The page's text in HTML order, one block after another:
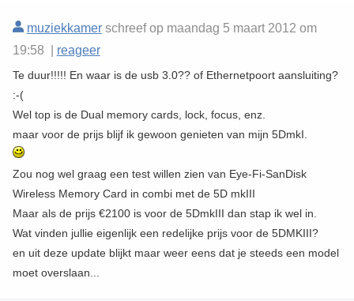
muziekkamerschreef op maandag 5 maart 2012 om
19:58 | reageer
Te duur!!!!! En waar is de usb 3.0?? of Ethernetpoort aansluiting?
:-(
Wel top is de Dual memory cards, lock, focus, enz.
maar voor de prijs blijf ik gewoon genieten van mijn 5DmkI.
Zou nog wel graag een test willen zien van Eye-Fi-SanDisk
Wireless Memory Card in combi met de 5D mkIII
Maar als de prijs €2100 is voor de 5DmkIII dan stap ik wel in.
Wat vinden jullie eigenlijk een redelijke prijs voor de 5DMKIII?
en uit deze update blijkt maar weer eens dat je steeds een model
moet overslaan...